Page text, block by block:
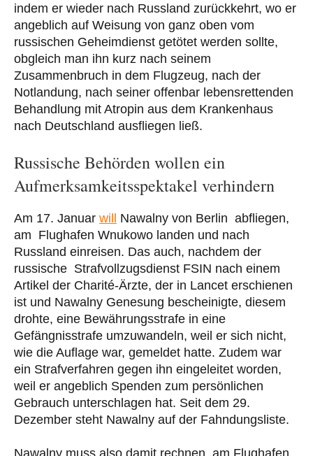
indem er wieder nach Russland zurückkehrt, wo er
angeblich auf Weisung von ganz oben vom
russischen Geheimdienst getötet werden sollte,
obgleich man ihn kurz nach seinem
Zusammenbruch in dem Flugzeug, nach der
Notlandung, nach seiner offenbar lebensrettenden
Behandlung mit Atropin aus dem Krankenhaus
nach Deutschland ausfliegen ließ.
Russische Behörden wollen ein
Aufmerksamkeitsspektakel verhindern
Am 17. Januar will Nawalny von Berlin abfliegen,
am Flughafen Wnukowo landen und nach
Russland einreisen. Das auch, nachdem der
russische Strafvollzugsdienst FSIN nach einem
Artikel der Charité-Ärzte, der in Lancet erschienen
ist und Nawalny Genesung bescheinigte, diesem
drohte, eine Bewährungsstrafe in eine
Gefängnisstrafe umzuwandeln, weil er sich nicht,
wie die Auflage war, gemeldet hatte. Zudem war
ein Strafverfahren gegen ihn eingeleitet worden,
weil er angeblich Spenden zum persönlichen
Gebrauch unterschlagen hat. Seit dem 29.
Dezember steht Nawalny auf der Fahndungsliste.
Nawalny muss also damit rechnen, am Flughafen